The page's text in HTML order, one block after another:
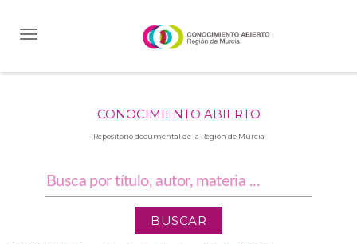
CONOCIMIENTO ABIERTO
Repositorio documental de la Región de Murcia